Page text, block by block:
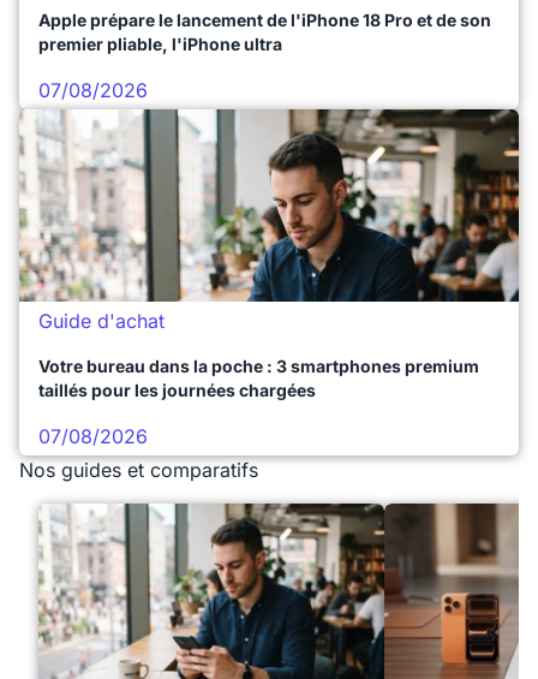
Apple prépare le lancement de l'iPhone 18 Pro et de son
premier pliable, l'iPhone ultra
07/08/2026
Guide d'achat
Votre bureau dans la poche : 3 smartphones premium
taillés pour les journées chargées
07/08/2026
Nos guides et comparatifs